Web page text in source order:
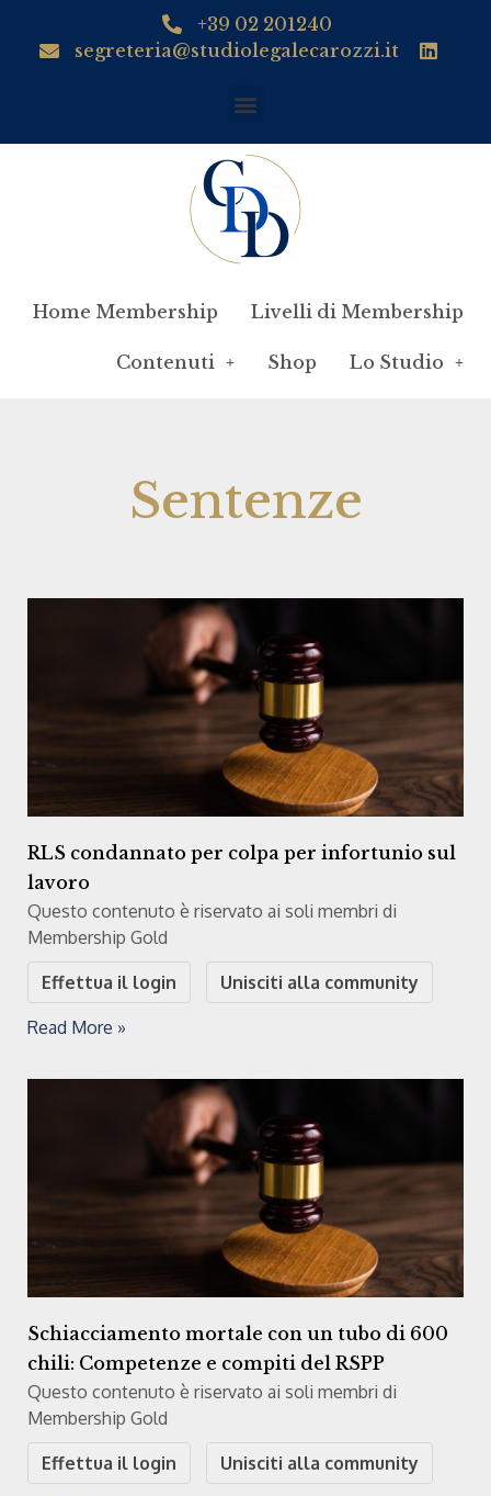
+39 02 201240
segreteria@studiolegalecarozzi.it
Home Membership Livelli di Membership
Contenuti Shop Lo Studio
Sentenze
RLS condannato per colpa per infortunio sul
lavoro
Questo contenuto è riservato ai soli membri di
Membership Gold
Effettua il login Unisciti alla community
Read More »
Schiacciamento mortale con un tubo di 600
chili: Competenze e compiti del RSPP
Questo contenuto è riservato ai soli membri di
Membership Gold
Effettua il login Unisciti alla community